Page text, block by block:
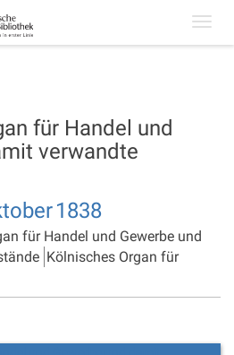
für Handel und
verwandte
1838
für Handel und Gewerbe und
Kölnisches Organ für